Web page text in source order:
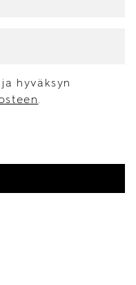
*
hyväksyn
.